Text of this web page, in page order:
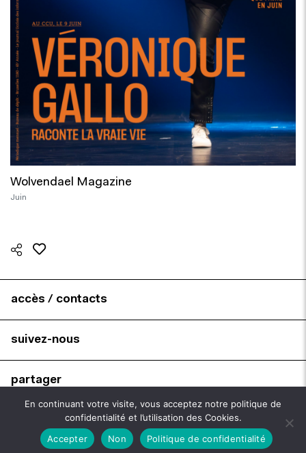
Wolvendael Magazine
Juin
accès / contacts
suivez-nous
partager
brochures
En continuant votre visite, vous acceptez notre politique de
confidentialité et l’utilisation des Cookies.
Accepter
Non Politique de confidentialité